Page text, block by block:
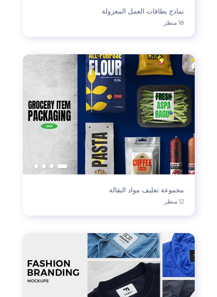
نماذج بطاقات العمل المعزولة
18 منظر
مجموعة تغليف مواد البقالة
12 منظر